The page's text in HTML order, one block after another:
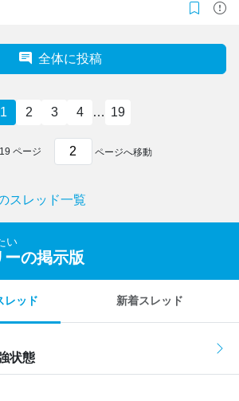
全体に投稿
1 2 3 4 … 19
ページ ページへ移動
スレッド一覧
い
の掲示版
レッド 新着スレッド
状態